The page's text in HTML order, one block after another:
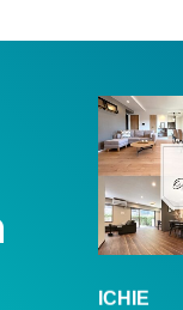
ICHIE